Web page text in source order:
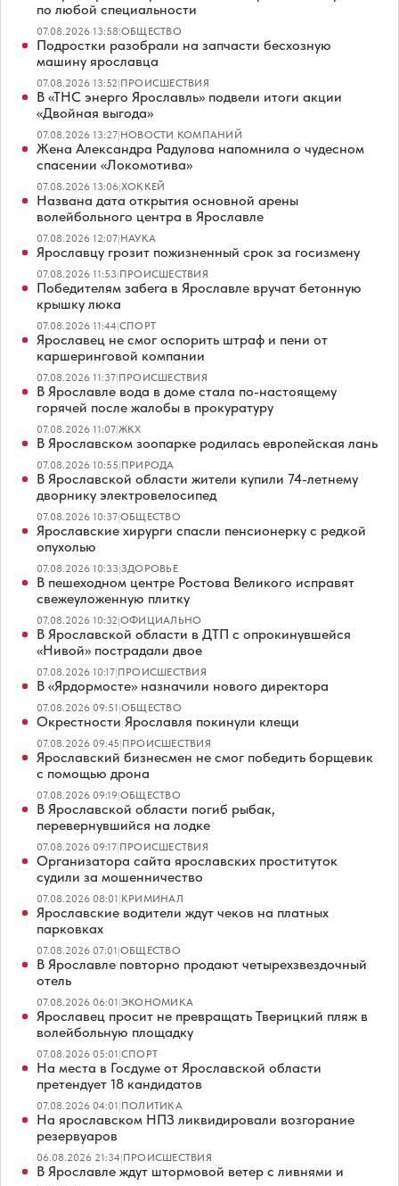
по любой специальности
07.08.2026 13:58|ОБЩЕСТВО
Подростки разобрали на запчасти бесхозную
машину ярославца
07.08.2026 13:52|ПРОИСШЕСТВИЯ
В «ТНС энерго Ярославль» подвели итоги акции
«Двойная выгода»
07.08.2026 13:27|НОВОСТИ КОМПАНИЙ
Жена Александра Радулова напомнила о чудесном
спасении «Локомотива»
07.08.2026 13:06|ХОККЕЙ
Названа дата открытия основной арены
волейбольного центра в Ярославле
07.08.2026 12:07|НАУКА
Ярославцу грозит пожизненный срок за госизмену
07.08.2026 11:53|ПРОИСШЕСТВИЯ
Победителям забега в Ярославле вручат бетонную
крышку люка
07.08.2026 11:44|СПОРТ
Ярославец не смог оспорить штраф и пени от
каршеринговой компании
07.08.2026 11:37|ПРОИСШЕСТВИЯ
В Ярославле вода в доме стала по-настоящему
горячей после жалобы в прокуратуру
07.08.2026 11:07|ЖКХ
В Ярославском зоопарке родилась европейская лань
07.08.2026 10:55|ПРИРОДА
В Ярославской области жители купили 74-летнему
дворнику электровелосипед
07.08.2026 10:37|ОБЩЕСТВО
Ярославские хирурги спасли пенсионерку с редкой
опухолью
07.08.2026 10:33|ЗДОРОВЬЕ
В пешеходном центре Ростова Великого исправят
свежеуложенную плитку
07.08.2026 10:32|ОФИЦИАЛЬНО
В Ярославской области в ДТП с опрокинувшейся
«Нивой» пострадали двое
07.08.2026 10:17|ПРОИСШЕСТВИЯ
В «Ярдормосте» назначили нового директора
07.08.2026 09:51|ОБЩЕСТВО
Окрестности Ярославля покинули клещи
07.08.2026 09:45|ПРОИСШЕСТВИЯ
Ярославский бизнесмен не смог победить борщевик
с помощью дрона
07.08.2026 09:19|ОБЩЕСТВО
В Ярославской области погиб рыбак,
перевернувшийся на лодке
07.08.2026 09:17|ПРОИСШЕСТВИЯ
Организатора сайта ярославских проституток
судили за мошенничество
07.08.2026 08:01|КРИМИНАЛ
Ярославские водители ждут чеков на платных
парковках
07.08.2026 07:01|ОБЩЕСТВО
В Ярославле повторно продают четырехзвездочный
отель
07.08.2026 06:01|ЭКОНОМИКА
Ярославец просит не превращать Тверицкий пляж в
волейбольную площадку
07.08.2026 05:01|СПОРТ
На места в Госдуме от Ярославской области
претендует 18 кандидатов
07.08.2026 04:01|ПОЛИТИКА
На ярославском НПЗ ликвидировали возгорание
резервуаров
06.08.2026 21:34|ПРОИСШЕСТВИЯ
В Ярославле ждут штормовой ветер с ливнями и